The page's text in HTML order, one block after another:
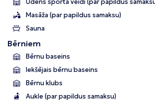
Masāža (par papildus samaksu)
Sauna
Bērniem
Bērnu baseins
Iekšējais bērnu baseins
Bērnu klubs
Aukle (par papildus samaksu)